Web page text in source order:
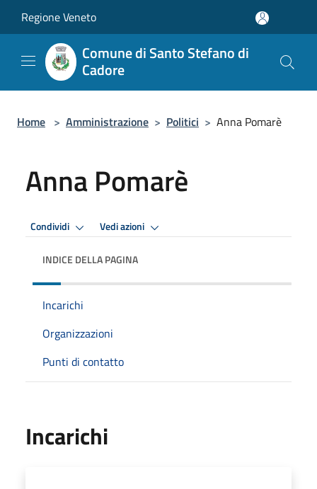
Regione Veneto
Comune di Santo Stefano di
Cadore
Home > Amministrazione > Politici > Anna Pomarè
Anna Pomarè
Condividi Vedi azioni
INDICE DELLA PAGINA
Incarichi
Organizzazioni
Punti di contatto
Incarichi